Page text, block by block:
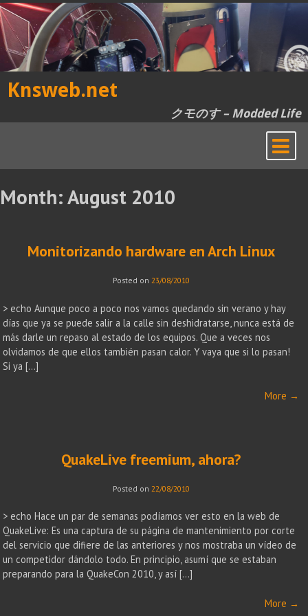
Skip
to
content
Knsweb.net
クモのす – Modded Life
Month:August 2010
Monitorizando hardware en Arch Linux
Posted on 23/08/2010
> echo Aunque poco a poco nos vamos quedando sin verano y hay
días que ya se puede salir a la calle sin deshidratarse, nunca está de
más darle un repaso al estado de los equipos. Que a veces nos
olvidamos de que ellos también pasan calor. Y vaya que si lo pasan!
Si ya […]
More →
QuakeLive freemium, ahora?
Posted on 22/08/2010
> echo Hace un par de semanas podíamos ver esto en la web de
QuakeLive: Es una captura de su página de mantenimiento por corte
del servicio que difiere de las anteriores y nos mostraba un vídeo de
un competidor dándolo todo. En principio, asumí que se estaban
preparando para la QuakeCon 2010, y así […]
More →